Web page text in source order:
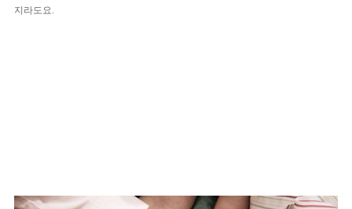
지라도요.